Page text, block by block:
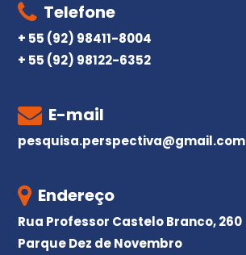
Telefone
+ 55 (92) 98411-8004
+ 55 (92) 98122-6352
E-mail
pesquisa.perspectiva@gmail.com
Endereço
Rua Professor Castelo Branco, 260
Parque Dez de Novembro